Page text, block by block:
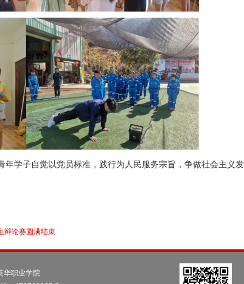
年学子自觉以党员标准，践行为人民服务宗旨，争做社会主义
辩论赛圆满结束
华职业学院